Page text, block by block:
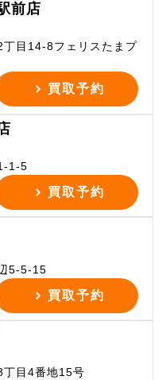
前店
丁目14-8フェリスたまプ
買取予約
1-5
買取予約
5-5-15
買取予約
丁目4番地15号